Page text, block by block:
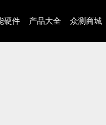
硬件 产品大全 众测商城